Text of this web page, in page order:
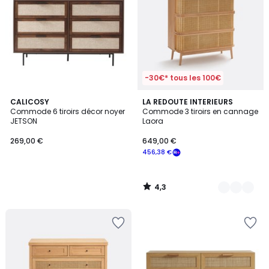
CALICOSY
Commode 6 tiroirs décor noyer
JETSON
269,00 €
-30€* tous les 100€
LA REDOUTE INTERIEURS
Commode 3 tiroirs en cannage
Laora
456,38 €
649,00 €
4,3
/ 5
2
Couleurs
4,3
/